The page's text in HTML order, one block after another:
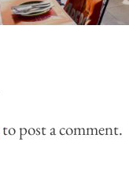
to post a comment.